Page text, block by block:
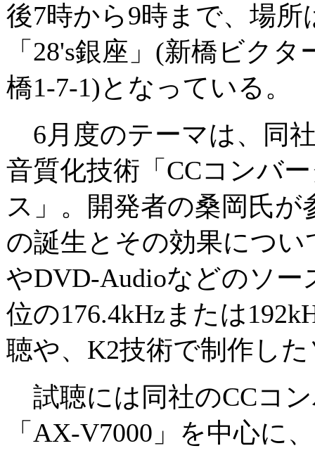
後7時から9時まで、場
「28's銀座」(新橋ビク
橋1-7-1)となっている。
6月度のテーマは、同
音質化技術「CCコンバ
ス」。開発者の桑岡氏
の誕生とその効果につ
やDVD-Audioなどのソー
位の176.4kHzまたは
聴や、K2技術で制作し
試聴には同社のCCコ
「AX-V7000」を中心に